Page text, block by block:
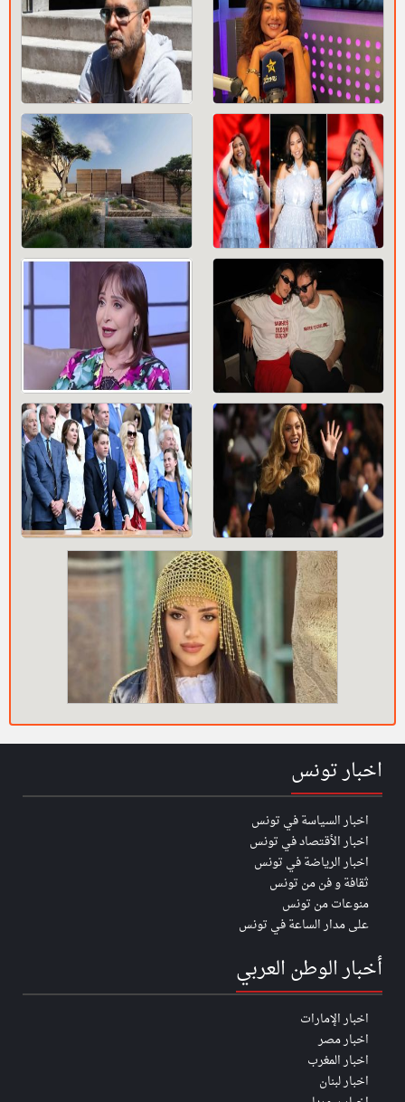
اخبار تونس
اخبار السياسة في تونس
اخبار الأقتصاد في تونس
اخبار الرياضة في تونس
ثقافة و فن من تونس
منوعات من تونس
على مدار الساعة في تونس
أخبار الوطن العربي
اخبار الإمارات
اخبار مصر
اخبار المغرب
اخبار لبنان